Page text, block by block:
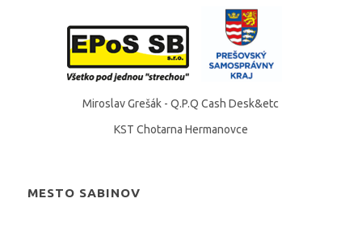
Miroslav Grešák - Q.P.Q Cash Desk&etc
KST Chotarna Hermanovce
MESTO SABINOV